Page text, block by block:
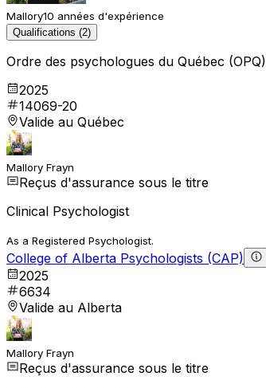
Mallory10 années d'expérience
Qualifications (2)
Ordre des psychologues du Québec (OPQ)
2025
14069-20
Valide au Québec
Mallory Frayn
Reçus d'assurance sous le titre
Clinical Psychologist
As a Registered Psychologist.
College of Alberta Psychologists (CAP)
2025
6634
Valide au Alberta
Mallory Frayn
Reçus d'assurance sous le titre